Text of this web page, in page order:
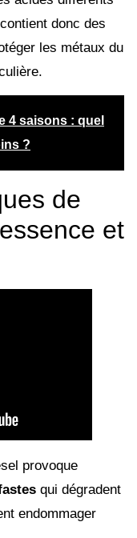
donc des
les métaux du
4 saisons : quel
?
de
et
provoque
qui dégradent
endommager